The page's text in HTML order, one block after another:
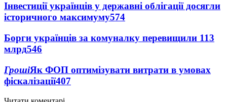
Інвестиції українців у державні облігації досягли
історичного максимуму574
Борги українців за комуналку перевищили 113
млрд546
ГрошіЯк ФОП оптимізувати витрати в умовах
фіскалізації407